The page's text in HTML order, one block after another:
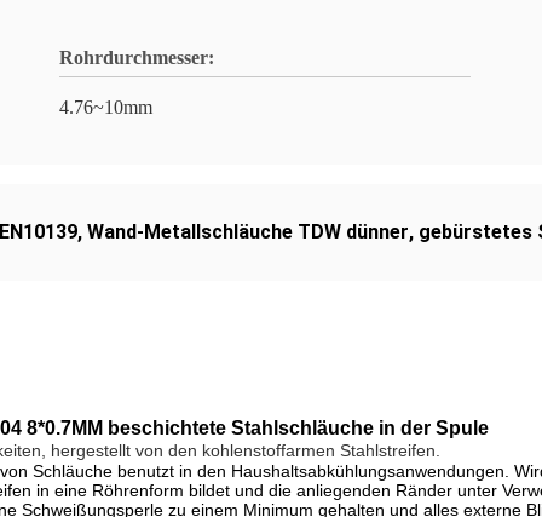
Rohrdurchmesser:
4.76~10mm
, Wand-Metallschläuche TDW dünner, gebürstetes
8*0.7MM beschichtete Stahlschläuche in der Spule
hergestellt von den kohlenstoffarmen Stahlstreifen.
Schläuche benutzt in den Haushaltsabkühlungsanwendungen.
in eine Röhrenform bildet und die anliegenden Ränder unter
Schweißungsperle zu einem Minimum gehalten und alles externe